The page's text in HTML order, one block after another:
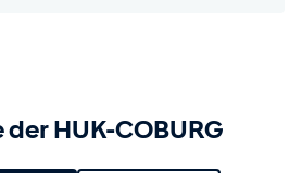
HUK-COBURG